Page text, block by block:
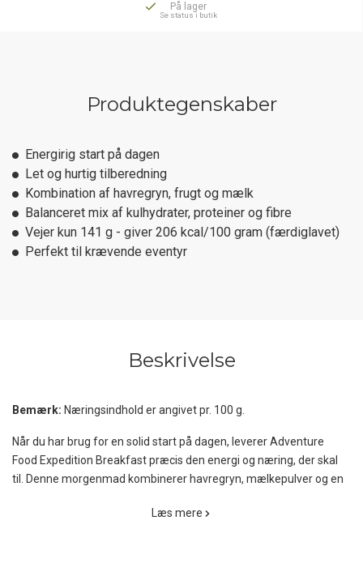
På lager
Se status i butik
Produktegenskaber
Energirig start på dagen
Let og hurtig tilberedning
Kombination af havregryn, frugt og mælk
Balanceret mix af kulhydrater, proteiner og fibre
Vejer kun 141 g - giver 206 kcal/100 gram (færdiglavet)
Perfekt til krævende eventyr
Beskrivelse
Bemærk: Næringsindhold er angivet pr. 100 g.
Når du har brug for en solid start på dagen, leverer Adventure
Food Expedition Breakfast præcis den energi og næring, der skal
til. Denne morgenmad kombinerer havregryn, mælkepulver og en
smag og en behagelig konsistens. Den har et højt indhold af
Læs mere